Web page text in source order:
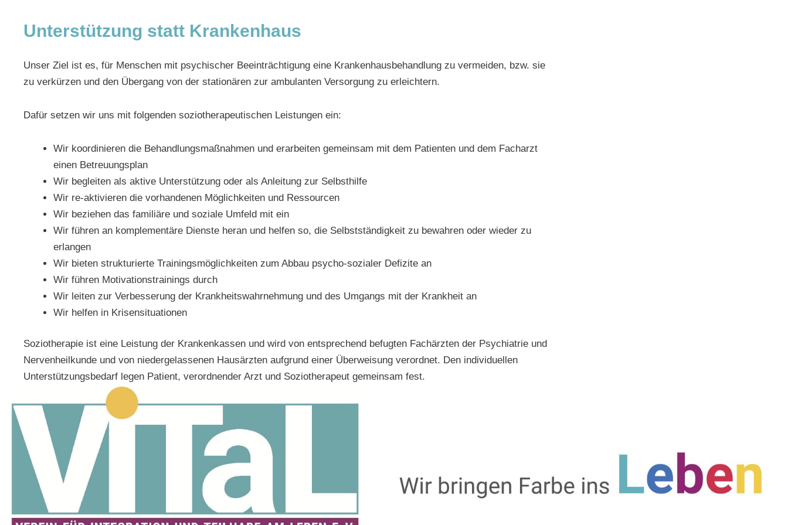
Unterstützung statt Krankenhaus
Unser Ziel ist es, für Menschen mit psychischer Beeinträchtigung eine Krankenhausbehandlung zu vermeiden, bzw. sie
zu verkürzen und den Übergang von der stationären zur ambulanten Versorgung zu erleichtern.
Dafür setzen wir uns mit folgenden soziotherapeutischen Leistungen ein:
Wir koordinieren die Behandlungsmaßnahmen und erarbeiten gemeinsam mit dem Patienten und dem Facharzt
einen Betreuungsplan
Wir begleiten als aktive Unterstützung oder als Anleitung zur Selbsthilfe
Wir re-aktivieren die vorhandenen Möglichkeiten und Ressourcen
Wir beziehen das familiäre und soziale Umfeld mit ein
Wir führen an komplementäre Dienste heran und helfen so, die Selbstständigkeit zu bewahren oder wieder zu
erlangen
Wir bieten strukturierte Trainingsmöglichkeiten zum Abbau psycho-sozialer Defizite an
Wir führen Motivationstrainings durch
Wir leiten zur Verbesserung der Krankheitswahrnehmung und des Umgangs mit der Krankheit an
Wir helfen in Krisensituationen
Soziotherapie ist eine Leistung der Krankenkassen und wird von entsprechend befugten Fachärzten der Psychiatrie und
Nervenheilkunde und von niedergelassenen Hausärzten aufgrund einer Überweisung verordnet. Den individuellen
Unterstützungsbedarf legen Patient, verordnender Arzt und Soziotherapeut gemeinsam fest.